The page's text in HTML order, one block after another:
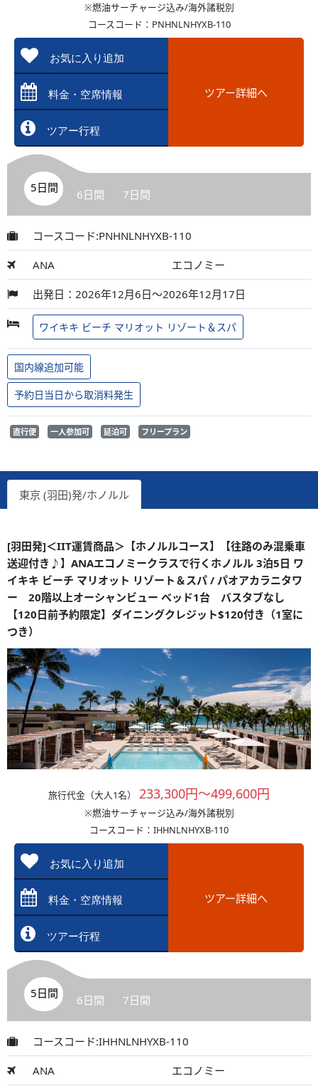
※燃油サーチャージ込み/海外諸税別
コースコード：PNHNLNHYXB-110
お気に入り追加
料金・空席情報
ツアー行程
ツアー詳細へ
5日間 6日間 7日間
コースコード:PNHNLNHYXB-110
ANA エコノミー
出発日：2026年12月6日～2026年12月17日
ワイキキ ビーチ マリオット リゾート＆スパ
国内線追加可能
予約日当日から取消料発生
直行便 一人参加可 延泊可 フリープラン
東京 (羽田)発/ホノルル
[羽田発]＜IIT運賃商品＞【ホノルルコース】【往路のみ混乗車
送迎付き♪】ANAエコノミークラスで行くホノルル 3泊5日 ワ
イキキ ビーチ マリオット リゾート＆スパ / パオアカラニタワ
ー 20階以上オーシャンビュー ベッド1台 バスタブなし
【120日前予約限定】ダイニングクレジット$120付き（1室に
つき）
旅行代金（大人1名） 233,300円～499,600円
※燃油サーチャージ込み/海外諸税別
コースコード：IHHNLNHYXB-110
お気に入り追加
料金・空席情報
ツアー行程
ツアー詳細へ
5日間 6日間 7日間
コースコード:IHHNLNHYXB-110
ANA エコノミー